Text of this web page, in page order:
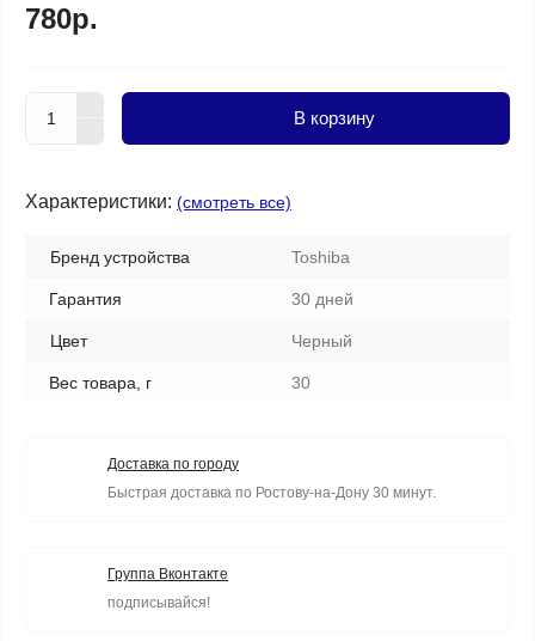
780р.
В корзину
Характеристики: (смотреть все)
Бренд устройства Toshiba
Гарантия 30 дней
Цвет Черный
Вес товара, г 30
Доставка по городу
Быстрая доставка по Ростову-на-Дону 30 минут.
Группа Вконтакте
подписывайся!